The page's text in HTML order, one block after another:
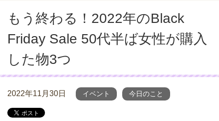
もう終わる！2022年のBlack
Friday Sale 50代半ば女性が購入
した物3つ
2022年11月30日 イベント 今日のこと